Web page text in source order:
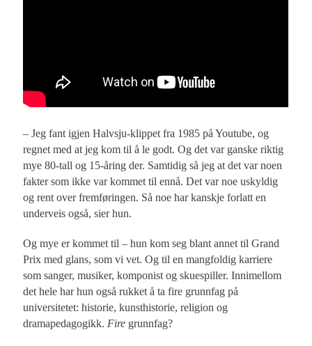
– Jeg fant igjen Halvsju-klippet fra 1985 på Youtube, og
regnet med at jeg kom til å le godt. Og det var ganske riktig
mye 80-tall og 15-åring der. Samtidig så jeg at det var noen
fakter som ikke var kommet til ennå. Det var noe uskyldig
og rent over fremføringen. Så noe har kanskje forlatt en
underveis også, sier hun.
Og mye er kommet til – hun kom seg blant annet til Grand
Prix med glans, som vi vet. Og til en mangfoldig karriere
som sanger, musiker, komponist og skuespiller. Innimellom
det hele har hun også rukket å ta fire grunnfag på
universitetet: historie, kunsthistorie, religion og
dramapedagogikk. Fire grunnfag?